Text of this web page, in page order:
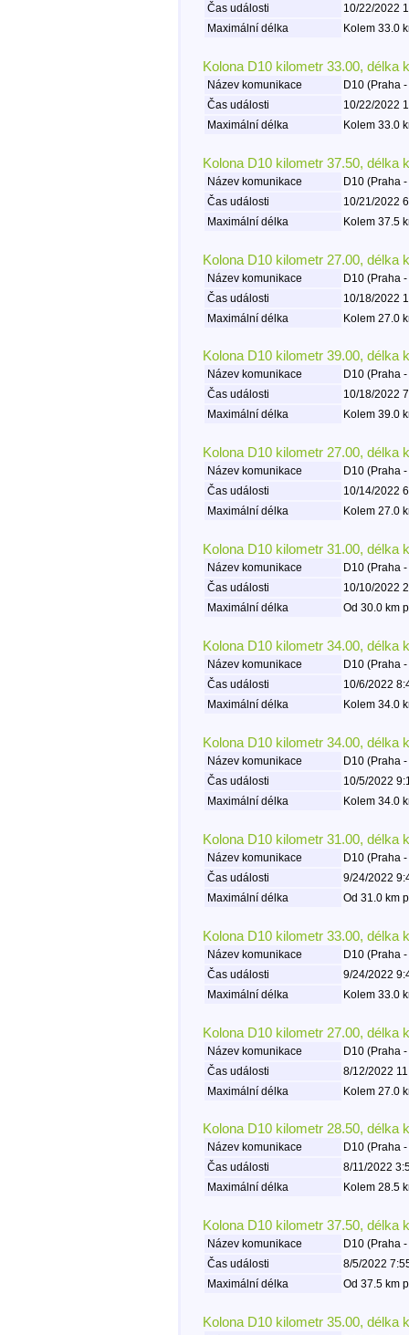
Čas události
10/22/2022
Maximální délka
Kolem 33.0
Kolona D10 kilometr 33.00, délka
Název komunikace
D10 (Praha
Čas události
10/22/2022
Maximální délka
Kolem 33.0
Kolona D10 kilometr 37.50, délka
Název komunikace
D10 (Praha
Čas události
10/21/2022
Maximální délka
Kolem 37.5
Kolona D10 kilometr 27.00, délka
Název komunikace
D10 (Praha
Čas události
10/18/2022
Maximální délka
Kolem 27.0
Kolona D10 kilometr 39.00, délka
Název komunikace
D10 (Praha
Čas události
10/18/2022
Maximální délka
Kolem 39.0
Kolona D10 kilometr 27.00, délka
Název komunikace
D10 (Praha
Čas události
10/14/2022
Maximální délka
Kolem 27.0
Kolona D10 kilometr 31.00, délka
Název komunikace
D10 (Praha
Čas události
10/10/2022
Maximální délka
Od 30.0 km
Kolona D10 kilometr 34.00, délka
Název komunikace
D10 (Praha
Čas události
10/6/2022
Maximální délka
Kolem 34.0
Kolona D10 kilometr 34.00, délka
Název komunikace
D10 (Praha
Čas události
10/5/2022
Maximální délka
Kolem 34.0
Kolona D10 kilometr 31.00, délka
Název komunikace
D10 (Praha
Čas události
9/24/2022
Maximální délka
Od 31.0 km
Kolona D10 kilometr 33.00, délka
Název komunikace
D10 (Praha
Čas události
9/24/2022
Maximální délka
Kolem 33.0
Kolona D10 kilometr 27.00, délka
Název komunikace
D10 (Praha
Čas události
8/12/2022
Maximální délka
Kolem 27.0
Kolona D10 kilometr 28.50, délka
Název komunikace
D10 (Praha
Čas události
8/11/2022
Maximální délka
Kolem 28.5
Kolona D10 kilometr 37.50, délka
Název komunikace
D10 (Praha
Čas události
8/5/2022
Maximální délka
Od 37.5 km
Kolona D10 kilometr 35.00, délka